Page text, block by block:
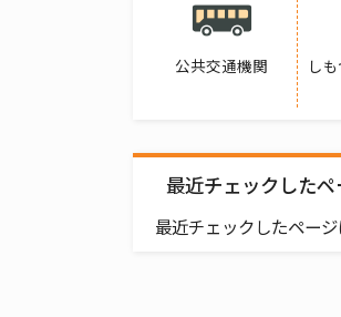
公共交通機関
し
最近チェックした
最近チェックしたページ